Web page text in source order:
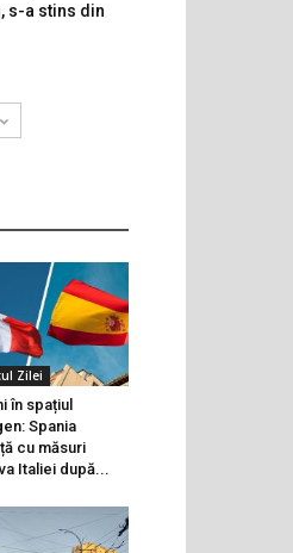
s-a stins din
Zilei
în spațiul
Spania
cu măsuri
Italiei după...